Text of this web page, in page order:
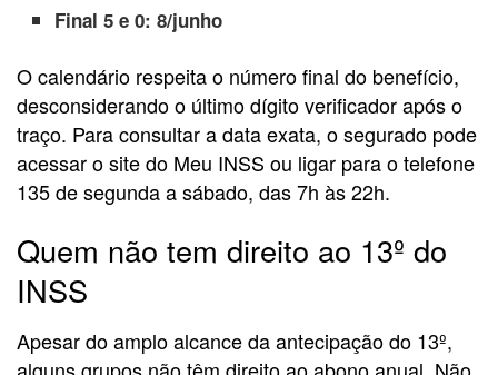
Final 5 e 0: 8/junho
O calendário respeita o número final do benefício,
desconsiderando o último dígito verificador após o
traço. Para consultar a data exata, o segurado pode
acessar o site do Meu INSS ou ligar para o telefone
135 de segunda a sábado, das 7h às 22h.
Quem não tem direito ao 13º do
INSS
Apesar do amplo alcance da antecipação do 13º,
alguns grupos não têm direito ao abono anual. Não